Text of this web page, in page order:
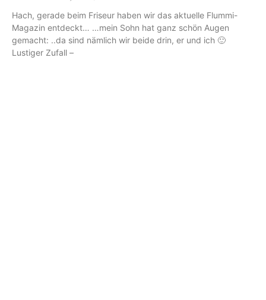
Hach, gerade beim Friseur haben wir das aktuelle Flummi-
Magazin entdeckt… …mein Sohn hat ganz schön Augen
gemacht: ..da sind nämlich wir beide drin, er und ich 🙂
Lustiger Zufall –